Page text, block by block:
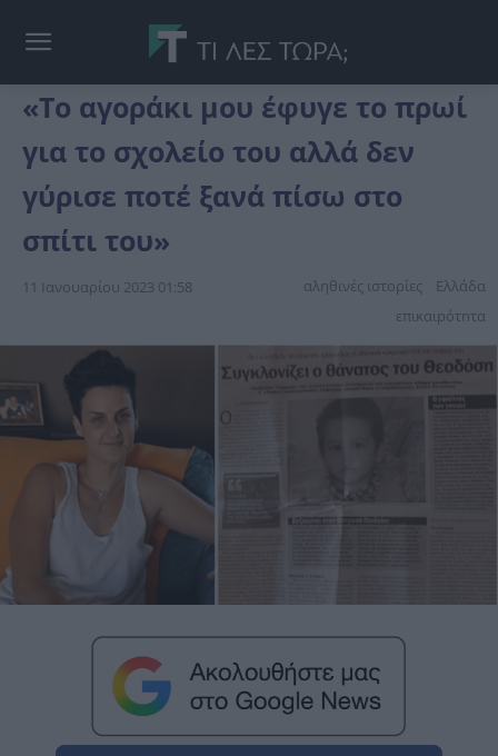
«Το αγοράκι μου έφυγε το πρωί
για το σχολείο του αλλά δεν
γύρισε ποτέ ξανά πίσω στο
σπίτι του»
11 Ιανουαρίου 2023 01:58 αληθινές ιστορίες
Ελλάδα
επικαιpότnτα